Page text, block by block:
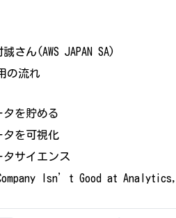
誠さん(AWS JAPAN SA)
の流れ
タを貯める
タを可視化
タサイエンス
Isn’t Good at